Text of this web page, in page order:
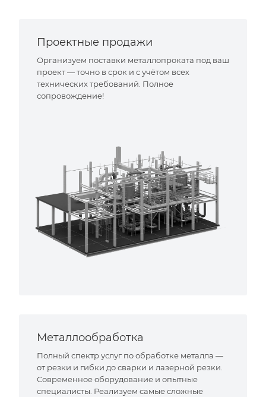
Проектные продажи
Организуем поставки металлопроката под ваш
проект — точно в срок и с учётом всех
технических требований. Полное
сопровождение!
Металлообработка
Полный спектр услуг по обработке металла —
от резки и гибки до сварки и лазерной резки.
Современное оборудование и опытные
специалисты. Реализуем самые сложные